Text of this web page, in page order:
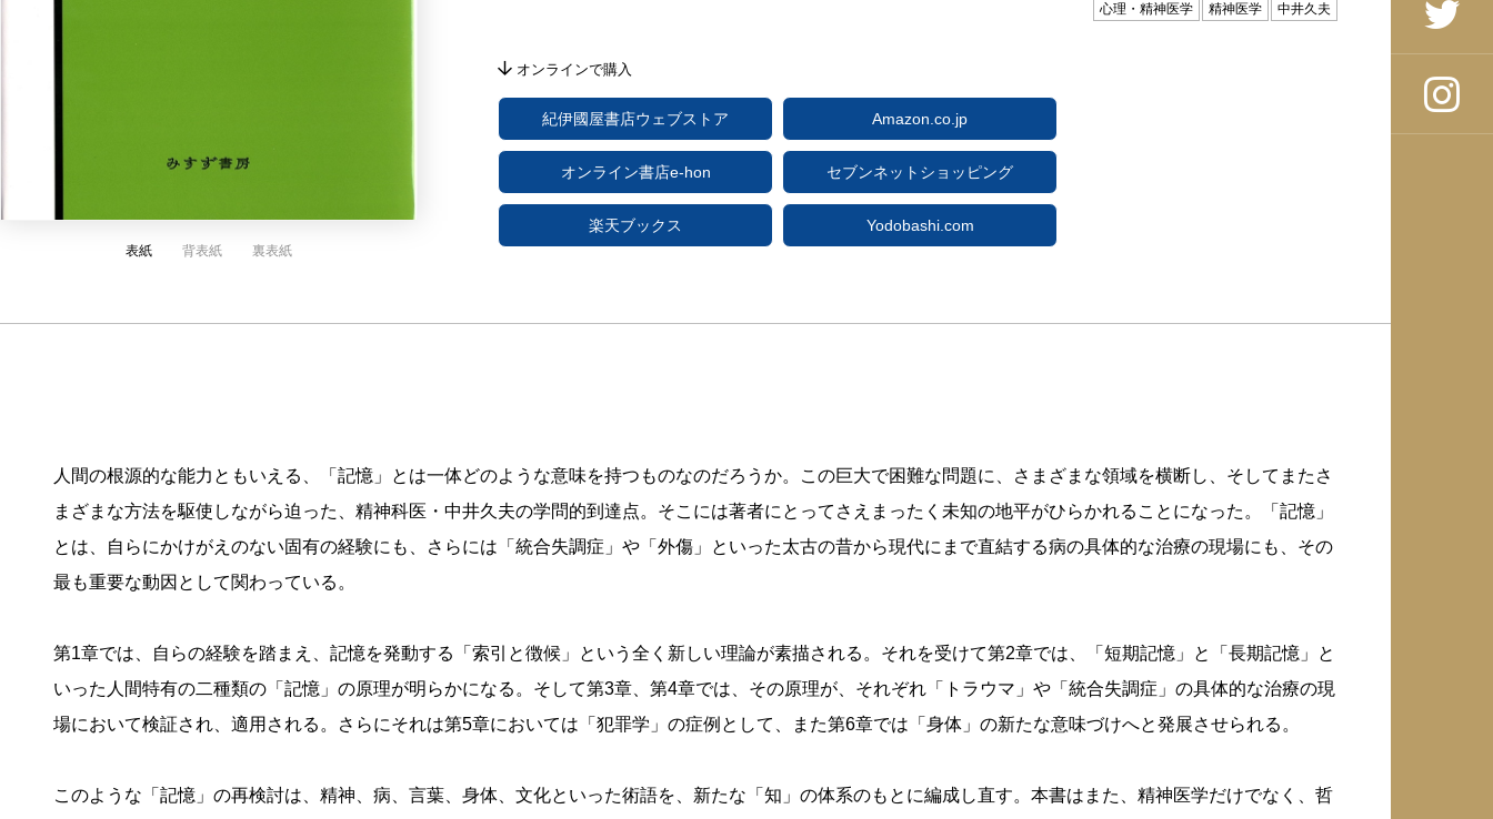
表紙 背表紙 裏表紙
心理・精神医学 精神医学 中井久夫
オンラインで購入
紀伊國屋書店ウェブストア Amazon.co.jp
オンライン書店e-hon セブンネットショッピング
楽天ブックス Yodobashi.com
人間の根源的な能力ともいえる、「記憶」とは一体どのような意味を持つものなのだろうか。この巨大で困難な問題に、さまざまな領域を横断し、そしてまたさ
まざまな方法を駆使しながら迫った、精神科医・中井久夫の学問的到達点。そこには著者にとってさえまったく未知の地平がひらかれることになった。「記憶」
とは、自らにかけがえのない固有の経験にも、さらには「統合失調症」や「外傷」といった太古の昔から現代にまで直結する病の具体的な治療の現場にも、その
最も重要な動因として関わっている。
第1章では、自らの経験を踏まえ、記憶を発動する「索引と徴候」という全く新しい理論が素描される。それを受けて第2章では、「短期記憶」と「長期記憶」と
いった人間特有の二種類の「記憶」の原理が明らかになる。そして第3章、第4章では、その原理が、それぞれ「トラウマ」や「統合失調症」の具体的な治療の現
場において検証され、適用される。さらにそれは第5章においては「犯罪学」の症例として、また第6章では「身体」の新たな意味づけへと発展させられる。
このような「記憶」の再検討は、精神、病、言葉、身体、文化といった術語を、新たな「知」の体系のもとに編成し直す。本書はまた、精神医学だけでなく、哲